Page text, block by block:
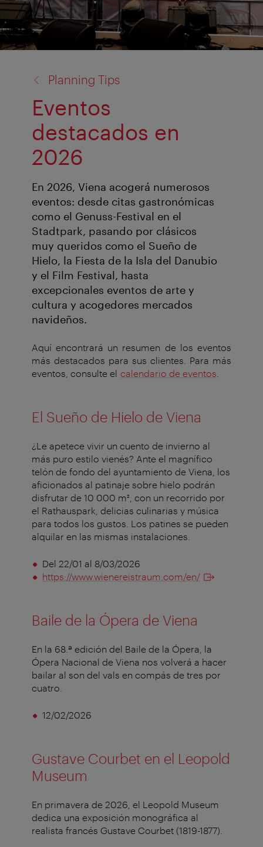
Planning Tips
Eventos
destacados en
2026
En 2026, Viena acogerá numerosos
eventos: desde citas gastronómicas
como el Genuss-Festival en el
Stadtpark, pasando por clásicos
muy queridos como el Sueño de
Hielo, la Fiesta de la Isla del Danubio
y el Film Festival, hasta
excepcionales eventos de arte y
cultura y acogedores mercados
navideños.
Aquí encontrará un resumen de los eventos
más destacados para sus clientes. Para más
eventos, consulte el calendario de eventos
El Sueño de Hielo de Viena
¿Le apetece vivir un cuento de invierno al
más puro estilo vienés? Ante el magnífico
telón de fondo del ayuntamiento de Viena, los
aficionados al patinaje sobre hielo podrán
disfrutar de 10 000 m², con un recorrido por
el Rathauspark, delicias culinarias y música
para todos los gustos. Los patines se pueden
alquilar en las mismas instalaciones.
Del 22/01 al 8/03/2026
https://www.wienereistraum.com/en/
Baile de la Ópera de Viena
En la 68.ª edición del Baile de la Ópera, la
Ópera Nacional de Viena nos volverá a hacer
bailar al son del vals en compás de tres por
cuatro.
12/02/2026
Gustave Courbet en el Leopold
Museum
En primavera de 2026, el Leopold Museum
dedica una exposición monográfica al
realista francés Gustave Courbet (1819-1877).